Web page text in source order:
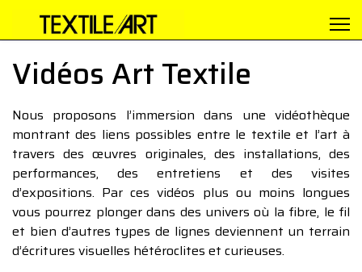
Vidéos Art Textile
Nous proposons l’immersion dans une vidéothèque
montrant des liens possibles entre le textile et l’art à
travers des œuvres originales, des installations, des
performances, des entretiens et des visites
d’expositions. Par ces vidéos plus ou moins longues
vous pourrez plonger dans des univers où la fibre, le fil
et bien d’autres types de lignes deviennent un terrain
d’écritures visuelles hétéroclites et curieuses.